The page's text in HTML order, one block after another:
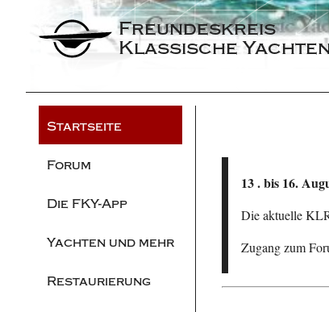
Freundeskreis
Klassische
Startseite
Forum
Die FKY-App
Yachten und mehr
Restaurierung
13 . bis 16.
Die aktuelle
Zugang zum